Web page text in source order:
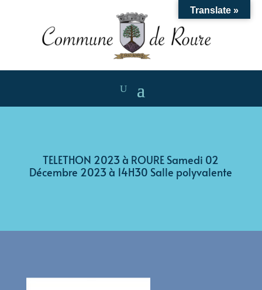
TELETHON 2023 à ROURE Samedi 02
Décembre 2023 à 14H30 Salle polyvalente
Translate »